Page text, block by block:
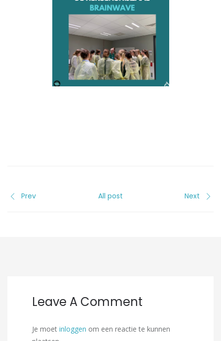
Prev All post Next
Leave A Comment
Je moet inloggen om een reactie te kunnen